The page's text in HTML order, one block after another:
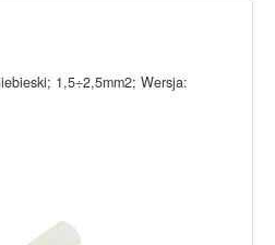
1,5÷2,5mm2; Wersja: